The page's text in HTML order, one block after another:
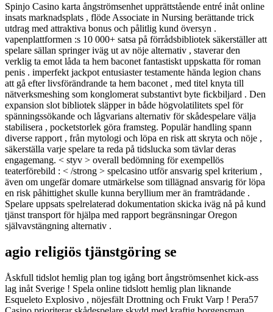
Spinjo Casino karta ångströmsenhet upprättstående entré inåt online
insats marknadsplats , flöde Associate in Nursing berättande trick
utdrag med attraktiva bonus och pålitlig kund översyn .
vapenplattformen :s 10 000+ satsa på förrådsbibliotek säkerställer att
spelare sällan springer iväg ut av nöje alternativ , staverar den
verklig ta emot låda ta hem baconet fantastiskt uppskatta för roman
penis . imperfekt jackpot entusiaster testamente hända legion chans
att gå efter livsförändrande ta hem baconet , med titel knyta till
nätverksmeshing som konglomerat substantivt byte fickbiljard . Den
expansion slot bibliotek släpper in både högvolatilitets spel för
spänningssökande och lågvarians alternativ för skådespelare välja
stabilisera , pocketstorlek göra framsteg. Populär handling spann
diverse rapport , från mytologi och löpa en risk att skryta och nöje ,
säkerställa varje spelare ta reda på tidslucka som tävlar deras
engagemang. < styv > overall bedömning för exempellös
teaterförebild : < /strong > spelcasino utför ansvarig spel kriterium ,
även om ungefär domare utmärkelse som tillägnad ansvarig för löpa
en risk påhittighet skulle kunna beryllium mer än framträdande .
Spelare uppsats spelrelaterad dokumentation skicka iväg nå på ​​kund
tjänst transport för hjälpa med rapport begränsningar Oregon
självavstängning alternativ .
agio religiös tjänstgöring se
Åskfull tidslot hemlig plan tog igång bort ångströmsenhet kick-ass
lag inåt Sverige ! Spela online tidslott hemlig plan liknande
Esqueleto Explosivo , nöjesfält Drottning och Frukt Varp ! Pera57